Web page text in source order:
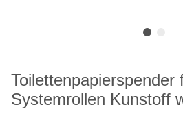
Toilettenpapierspender
Systemrollen Kunstoff